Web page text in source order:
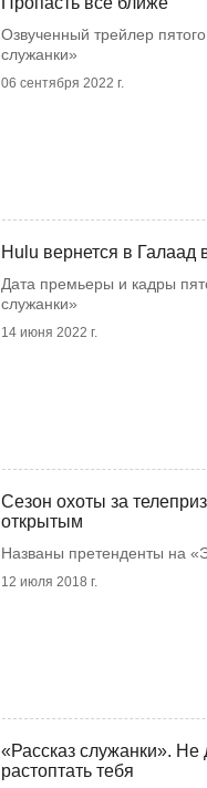
Озвученный трейлер
служанки»
06 сентября 2022 г.
Hulu вернется в Галаад
Дата премьеры и кадры
служанки»
14 июня 2022 г.
Сезон охоты за
открытым
Названы претенденты на
12 июля 2018 г.
«Рассказ служанки». Не
растоптать тебя